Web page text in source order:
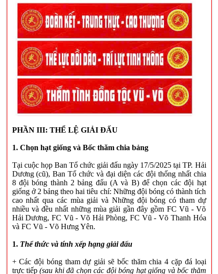
PHẦN III: THỂ LỆ GIẢI ĐẤU
1. Chọn hạt giống và Bốc thăm chia bảng
Tại cuộc họp Ban Tổ chức giải đấu ngày 17/5/2025 tại TP. Hải
Dương (cũ), Ban Tổ chức và đại diện các đội thống nhất chia
8 đội bóng thành 2 bảng đấu (A và B) để chọn các đội hạt
giống ở 2 bảng theo hai tiêu chí: Những đội bóng có thành tích
cao nhất qua các mùa giải và Những đội bóng có tham dự
nhiều và đều nhất những mùa giải gần đây gồm FC Vũ - Võ
Hải Dương, FC Vũ - Võ Hải Phòng, FC Vũ - Võ Thanh Hóa
và FC Vũ - Võ Hưng Yên.
1. Thể thức và tính xếp hạng giải đấu
+ Các đội bóng tham dự giải sẽ bốc thăm chia 4 cặp đá loại
trực tiếp(sau khi đã chọn các đội bóng hạt giống và bốc thăm